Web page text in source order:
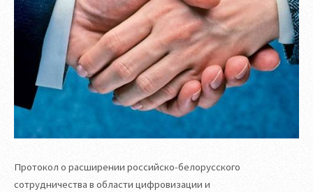
Протокол о расширении российско-белорусского
сотрудничества в области цифровизации и